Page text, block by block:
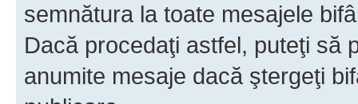
semnătura la toate mesajele
Dacă procedaţi astfel, puteţi să
anumite mesaje dacă ştergeţi